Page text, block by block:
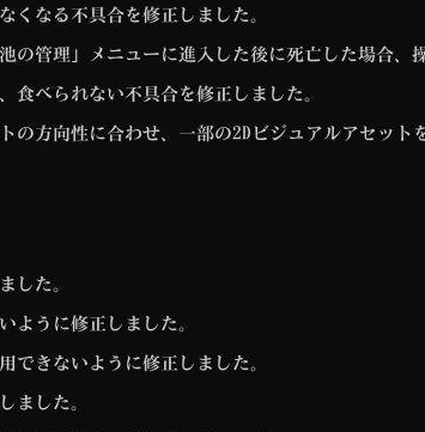
くなる不具合を修正しました。
の管理」メニューに進入した後に死亡した場合、
食べられない不具合を修正しました。
の方向性に合わせ、一部の2Dビジュアルアセット
した。
ように修正しました。
できないように修正しました。
ました。